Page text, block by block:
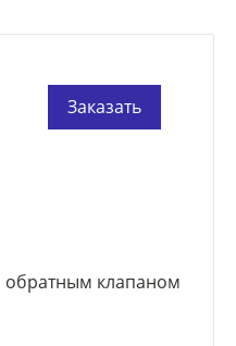
Заказать
обратным клапаном